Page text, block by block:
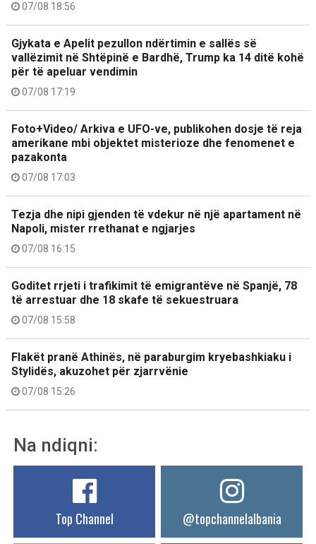
07/08 18:56
Gjykata e Apelit pezullon ndërtimin e sallës së
vallëzimit në Shtëpinë e Bardhë, Trump ka 14 ditë kohë
për të apeluar vendimin
07/08 17:19
Foto+Video/ Arkiva e UFO-ve, publikohen dosje të reja
amerikane mbi objektet misterioze dhe fenomenet e
pazakonta
07/08 17:03
Tezja dhe nipi gjenden të vdekur në një apartament në
Napoli, mister rrethanat e ngjarjes
07/08 16:15
Goditet rrjeti i trafikimit të emigrantëve në Spanjë, 78
të arrestuar dhe 18 skafe të sekuestruara
07/08 15:58
Flakët pranë Athinës, në paraburgim kryebashkiaku i
Stylidës, akuzohet për zjarrvënie
07/08 15:26
Na ndiqni:
Top Channel @topchannelalbania